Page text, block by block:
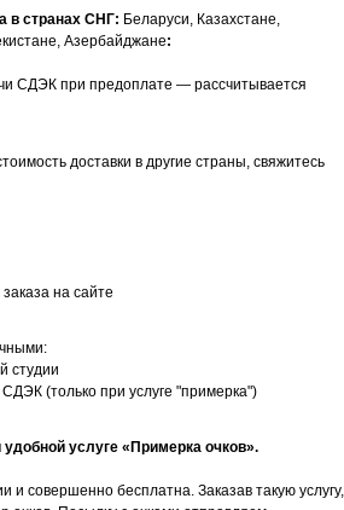
в странах СНГ: Беларуси, Казахстане,
Азербайджане:
СДЭК при предоплате — рассчитывается
доставки в другие страны, свяжитесь
на сайте
студии
(только при услуге "примерка")
услуге «Примерка очков».
и совершенно бесплатна. Заказав такую услугу,